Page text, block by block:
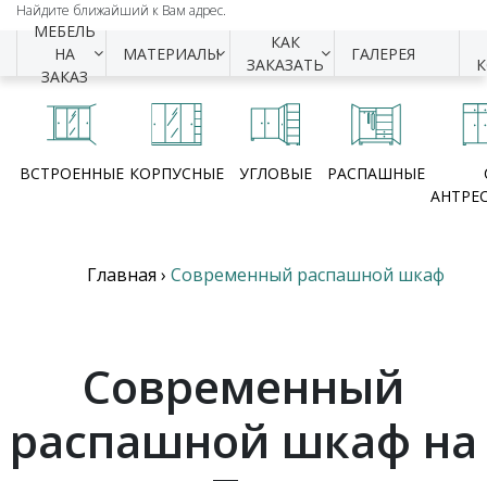
Найдите ближайший к Вам адрес.
МЕБЕЛЬ
НА
ЗАКАЗ
МАТЕРИАЛЫ
КАК
ЗАКАЗАТЬ
ГАЛЕРЕЯ
ВСТРОЕННЫЕ КОРПУСНЫЕ УГЛОВЫЕ РАСПАШНЫЕ
Главная › Современный распашной шкаф
Современный
распашной шкаф на